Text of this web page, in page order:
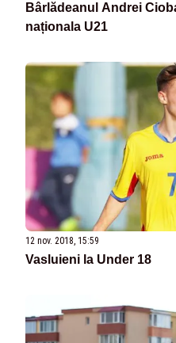
Bârlădeanul Andrei
naționala U21
12 nov. 2018, 15:59
Vasluieni la Under 18